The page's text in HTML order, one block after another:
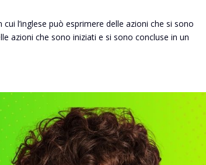
l’inglese può esprimere delle azioni che si sono
azioni che sono iniziati e si sono concluse in un